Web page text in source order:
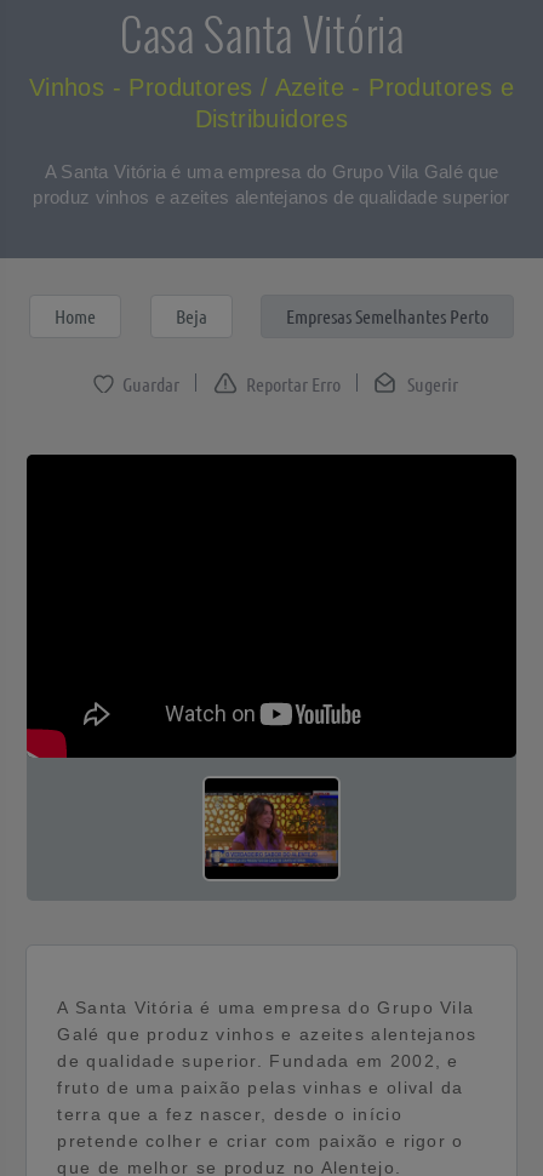
Casa Santa Vitória
Vinhos - Produtores / Azeite - Produtores e
Distribuidores
A Santa Vitória é uma empresa do Grupo Vila Galé que
produz vinhos e azeites alentejanos de qualidade superior
Home Beja Empresas Semelhantes Perto
Sugerir
Reportar Erro
A Santa Vitória é uma empresa do Grupo Vila
Galé que produz vinhos e azeites alentejanos
de qualidade superior. Fundada em 2002, e
fruto de uma paixão pelas vinhas e olival da
terra que a fez nascer, desde o início
pretende colher e criar com paixão e rigor o
que de melhor se produz no Alentejo.